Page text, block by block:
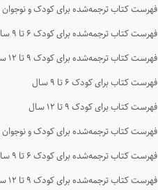
فهرست کتاب ترجمه‌شده برای کودک و نوجوان
فهرست کتاب ترجمه‌شده برای کودک ۶ تا ۹ سال
فهرست کتاب ترجمه‌شده برای کودک ۹ تا ۱۲ سال
فهرست کتاب برای کودک ۶ تا ۹ سال
فهرست کتاب برای کودک ۹ تا ۱۲ سال
فهرست کتاب ترجمه‌شده برای کودک و نوجوان
فهرست کتاب ترجمه‌شده برای کودک ۶ تا ۹ سال
فهرست کتاب ترجمه‌شده برای کودک ۹ تا ۱۲ سال